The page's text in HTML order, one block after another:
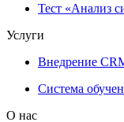
Тест «Анализ
Услуги
Внедрение
Система
О нас